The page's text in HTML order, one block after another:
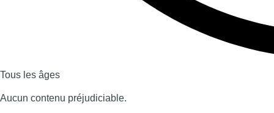
Tous les âges
Aucun contenu préjudiciable.